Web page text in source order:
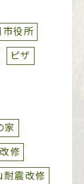
役所
ピザ
家
修
耐震改修